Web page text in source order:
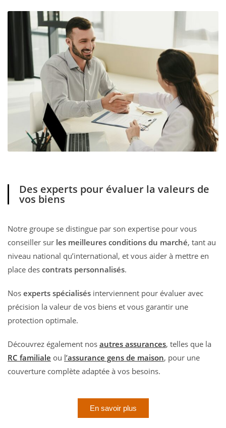
Des experts pour évaluer la valeurs de
vos biens
Notre groupe se distingue par son expertise pour vous
conseiller sur les meilleures conditions du marché, tant au
niveau national qu’international, et vous aider à mettre en
place des contrats personnalisés.
Nos experts spécialisés interviennent pour évaluer avec
précision la valeur de vos biens et vous garantir une
protection optimale.
Découvrez également nos autres assurances, telles que la
RC familiale ou l’assurance gens de maison, pour une
couverture complète adaptée à vos besoins.
En savoir plus